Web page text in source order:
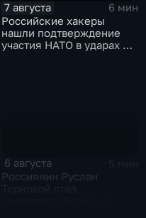
7 августа
6 мин
Российские хакеры
нашли подтверждение
участия НАТО в ударах по
6 августа
Россиянин Руслан